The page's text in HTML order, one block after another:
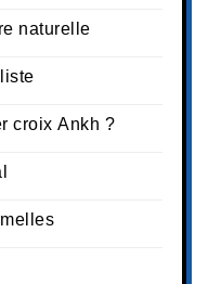
naturelle
croix Ankh ?